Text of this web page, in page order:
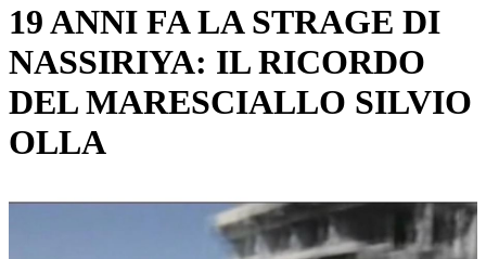
19 ANNI FA LA STRAGE DI
NASSIRIYA: IL RICORDO
DEL MARESCIALLO SILVIO
OLLA